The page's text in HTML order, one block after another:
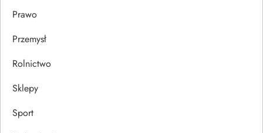
Prawo
Przemysł
Rolnictwo
Sklepy
Sport